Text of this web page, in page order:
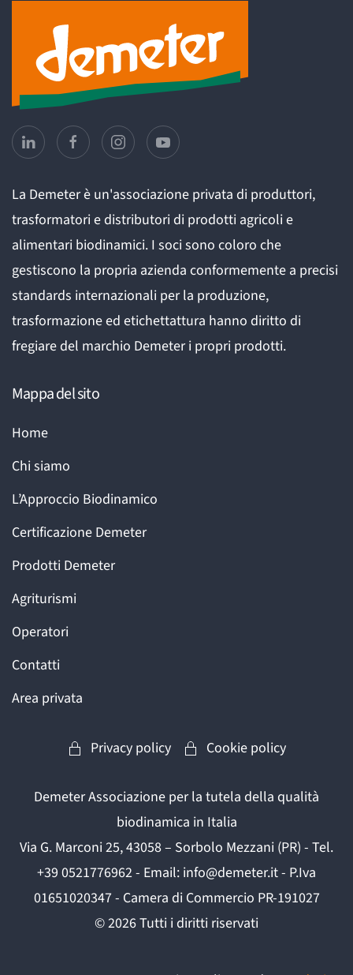
La Demeter è un'associazione privata di produttori,
trasformatori e distributori di prodotti agricoli e
alimentari biodinamici. I soci sono coloro che
gestiscono la propria azienda conformemente a precisi
standards internazionali per la produzione,
trasformazione ed etichettattura hanno diritto di
fregiare del marchio Demeter i propri prodotti.
Mappa del sito
Home
Chi siamo
L’Approccio Biodinamico
Certificazione Demeter
Prodotti Demeter
Agriturismi
Operatori
Contatti
Area privata
Privacy policy Cookie policy
Demeter Associazione per la tutela della qualità
biodinamica in Italia
Via G. Marconi 25, 43058 – Sorbolo Mezzani (PR) - Tel.
+39 0521776962 - Email: info@demeter.it - P.Iva
01651020347 - Camera di Commercio PR-191027
©2026Tutti i diritti riservati